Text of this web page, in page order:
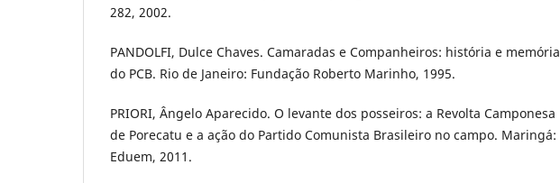
282, 2002.
PANDOLFI, Dulce Chaves. Camaradas e Companheiros: história e memória
do PCB. Rio de Janeiro: Fundação Roberto Marinho, 1995.
PRIORI, Ângelo Aparecido. O levante dos posseiros: a Revolta Camponesa
de Porecatu e a ação do Partido Comunista Brasileiro no campo. Maringá:
Eduem, 2011.